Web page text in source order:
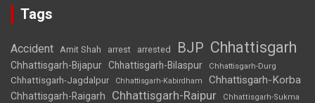
Tags
Accident Amit Shah arrest arrested BJP Chhattisgarh
Chhattisgarh-Bijapur Chhattisgarh-Bilaspur Chhattisgarh-Durg
Chhattisgarh-Jagdalpur Chhattisgarh-Kabirdham Chhattisgarh-Korba
Chhattisgarh-Raigarh Chhattisgarh-Raipur
Chhattisgarh-Sukma